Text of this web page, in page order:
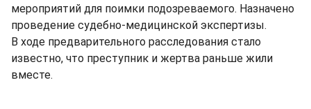
мероприятий для поимки подозреваемого. Назначено
проведение судебно-медицинской экспертизы.
В ходе предварительного расследования стало
известно, что преступник и жертва раньше жили
вместе.